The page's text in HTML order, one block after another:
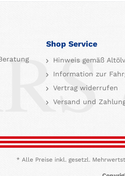
Shop Service
Hinweis gemäß
Information zur
Vertrag widerrufen
Versand und
* Alle Preise inkl. gesetzl.